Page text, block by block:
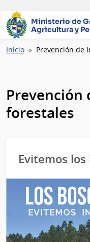
Ministerio de
Agricultura y
Ruta
Inicio Prevención de
Prevención
forestales
Evitemos